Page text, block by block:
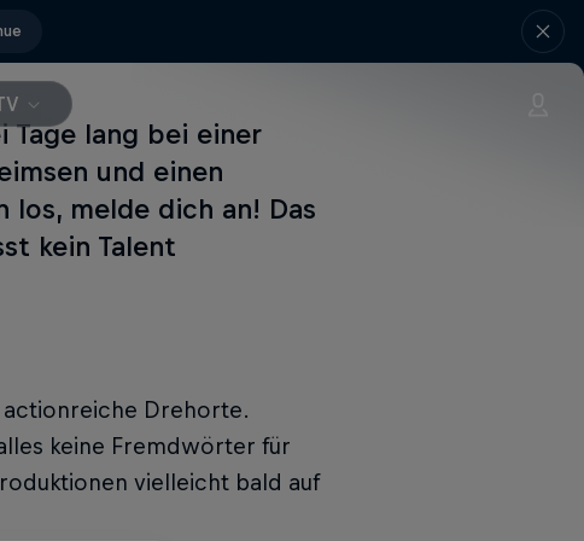
lang bei einer
und einen
los, melde dich an! Das
kein Talent
actionreiche Drehorte.
keine Fremdwörter für
vielleicht bald auf